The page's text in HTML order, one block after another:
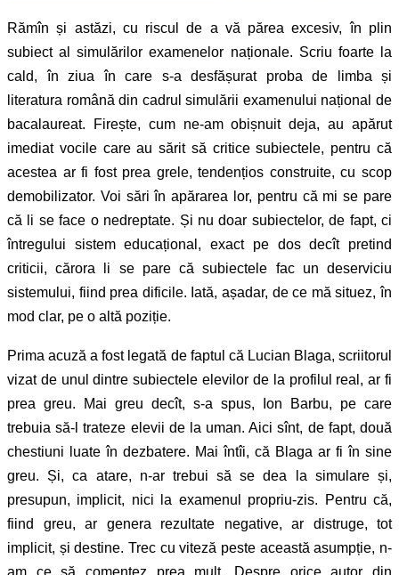
Rămîn și astăzi, cu riscul de a vă părea excesiv, în plin
subiect al simulărilor examenelor naționale. Scriu foarte la
cald, în ziua în care s-a desfășurat proba de limba și
literatura română din cadrul simulării examenului național de
bacalaureat. Firește, cum ne-am obișnuit deja, au apărut
imediat vocile care au sărit să critice subiectele, pentru că
acestea ar fi fost prea grele, tendențios construite, cu scop
demobilizator. Voi sări în apărarea lor, pentru că mi se pare
că li se face o nedreptate. Și nu doar subiectelor, de fapt, ci
întregului sistem educațional, exact pe dos decît pretind
criticii, cărora li se pare că subiectele fac un deserviciu
sistemului, fiind prea dificile. Iată, așadar, de ce mă situez, în
mod clar, pe o altă poziție.
Prima acuză a fost legată de faptul că Lucian Blaga, scriitorul
vizat de unul dintre subiectele elevilor de la profilul real, ar fi
prea greu. Mai greu decît, s-a spus, Ion Barbu, pe care
trebuia să-l trateze elevii de la uman. Aici sînt, de fapt, două
chestiuni luate în dezbatere. Mai întîi, că Blaga ar fi în sine
greu. Și, ca atare, n-ar trebui să se dea la simulare și,
presupun, implicit, nici la examenul propriu-zis. Pentru că,
fiind greu, ar genera rezultate negative, ar distruge, tot
implicit, și destine. Trec cu viteză peste această asumpție, n-